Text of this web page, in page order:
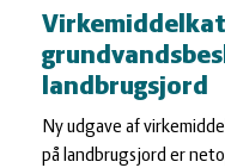
landbrugsjord
Ny udgave af
på landbrugsjord er